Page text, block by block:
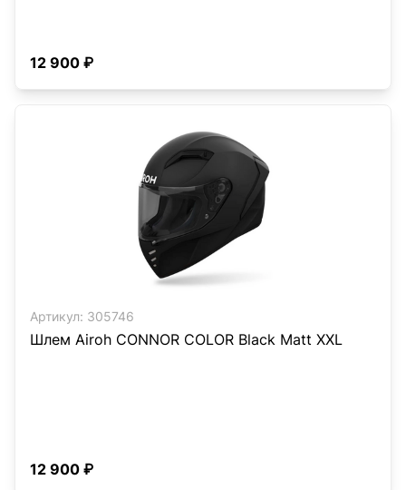
12 900 ₽
Артикул: 305746
Шлем Airoh CONNOR COLOR Black Matt XXL
12 900 ₽